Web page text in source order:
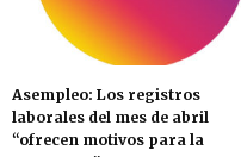
Asempleo: Los registros
laborales del mes de abril
“ofrecen motivos para la